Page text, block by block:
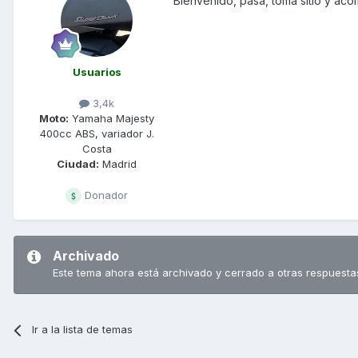
Usuarios
3,4k
Moto: Yamaha Majesty
400cc ABS, variador J.
Costa
Ciudad: Madrid
Donador
Archivado
Este tema ahora está archivado y cerrado a otras
Ir a la lista de temas